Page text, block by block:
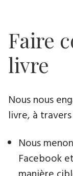
Faire
livre
Nous nous
livre​, à
Nous
Facebook